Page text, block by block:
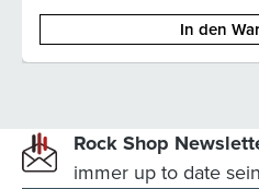
In den
Rock Shop
immer up to date